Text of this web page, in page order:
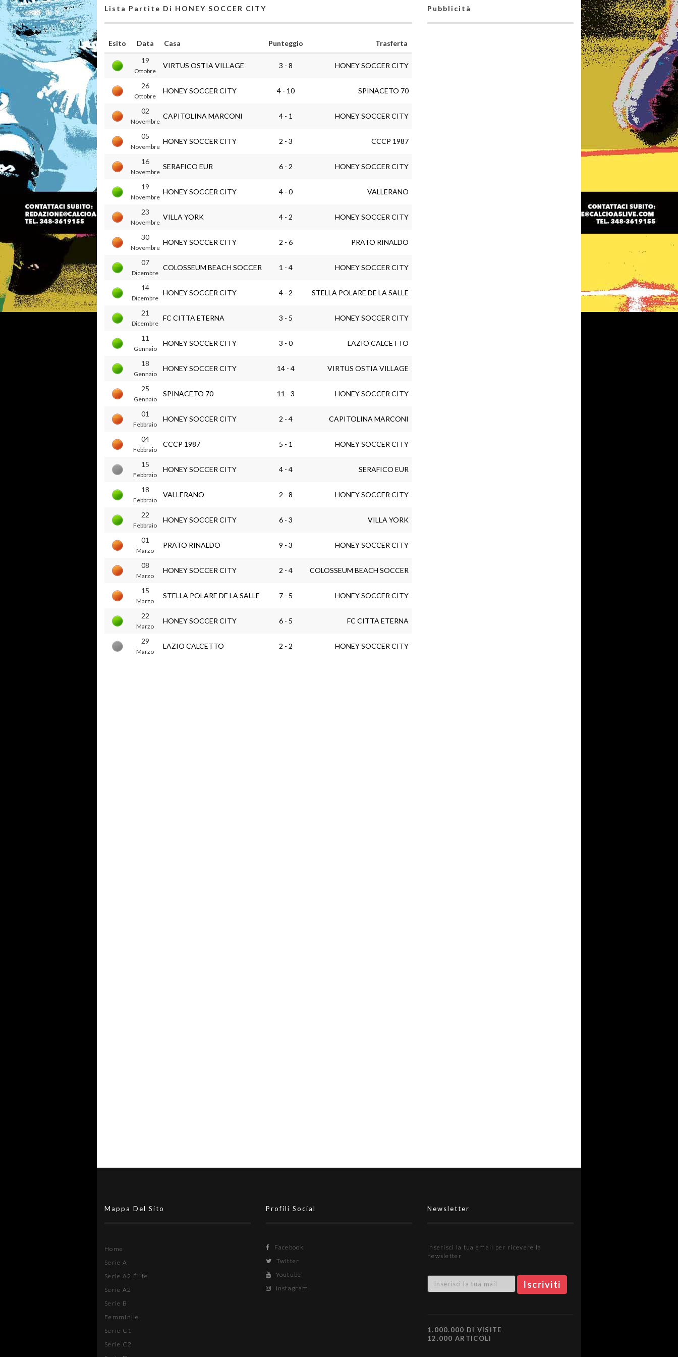
Lista Partite Di HONEY SOCCER CITY
Esito Data Casa Punteggio
Trasferta
19
Ottobre
VIRTUS OSTIA VILLAGE 3 - 8 HONEY SOCCER CITY
26
Ottobre
HONEY SOCCER CITY 4 - 10 SPINACETO 70
02
Novembre
CAPITOLINA MARCONI 4 - 1 HONEY SOCCER CITY
05
Novembre
HONEY SOCCER CITY 2 - 3 CCCP 1987
16
Novembre
SERAFICO EUR 6 - 2 HONEY SOCCER CITY
19
Novembre
HONEY SOCCER CITY 4 - 0 VALLERANO
23
Novembre
VILLA YORK 4 - 2 HONEY SOCCER CITY
30
Novembre
HONEY SOCCER CITY 2 - 6 PRATO RINALDO
07
Dicembre
COLOSSEUM BEACH SOCCER 1 - 4 HONEY SOCCER CITY
14
Dicembre
HONEY SOCCER CITY 4 - 2 STELLA POLARE DE LA SALLE
21
Dicembre
FC CITTA ETERNA 3 - 5 HONEY SOCCER CITY
11
Gennaio
HONEY SOCCER CITY 3 - 0 LAZIO CALCETTO
18
Gennaio
HONEY SOCCER CITY 14 - 4 VIRTUS OSTIA VILLAGE
25
Gennaio
SPINACETO 70 11 - 3 HONEY SOCCER CITY
01
Febbraio
HONEY SOCCER CITY 2 - 4 CAPITOLINA MARCONI
04
Febbraio
CCCP 1987 5 - 1 HONEY SOCCER CITY
15
Febbraio
HONEY SOCCER CITY 4 - 4 SERAFICO EUR
18
Febbraio
VALLERANO 2 - 8 HONEY SOCCER CITY
22
Febbraio
HONEY SOCCER CITY 6 - 3 VILLA YORK
01
Marzo
PRATO RINALDO 9 - 3 HONEY SOCCER CITY
08
Marzo
HONEY SOCCER CITY 2 - 4 COLOSSEUM BEACH SOCCER
15
Marzo
STELLA POLARE DE LA SALLE 7 - 5 HONEY SOCCER CITY
22
Marzo
HONEY SOCCER CITY 6 - 5 FC CITTA ETERNA
29
Marzo
LAZIO CALCETTO 2 - 2 HONEY SOCCER CITY
Pubblicità
Mappa Del Sito
Home
Serie A
Serie A2 Élite
Serie A2
Serie B
Femminile
Serie C1
Serie C2
Profili Social
Facebook
Twitter
Youtube
Instagram
Newsletter
Inserisci la tua email per ricevere la
newsletter
1.000.000 DI VISITE
12.000 ARTICOLI